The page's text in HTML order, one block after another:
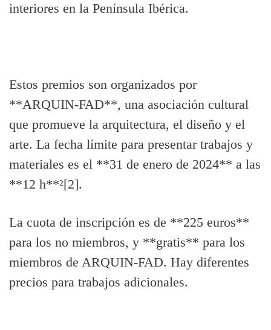
interiores en la Península Ibérica.
Estos premios son organizados por
**ARQUIN-FAD**, una asociación cultural
que promueve la arquitectura, el diseño y el
arte. La fecha límite para presentar trabajos y
materiales es el **31 de enero de 2024** a las
**12 h**²[2].
La cuota de inscripción es de **225 euros**
para los no miembros, y **gratis** para los
miembros de ARQUIN-FAD. Hay diferentes
precios para trabajos adicionales.